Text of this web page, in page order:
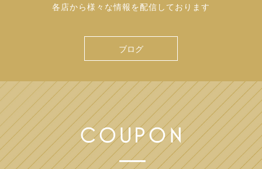
各店から様々な情報を配信しております
ブログ